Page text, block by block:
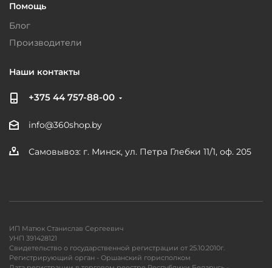
Помощь
Блог
Производители
Наши контакты
+375 44 757-88-00
info@360shop.by
Самовывоз: г. Минск, ул. Петра Глебки 11/1, оф. 205
ИП Матюк Станислав Сергеевич
УНП 391428121
Свидетельство о государственной регистрации от 25.10.2010г.
Регистрирующий орган - Оршанский горисполком